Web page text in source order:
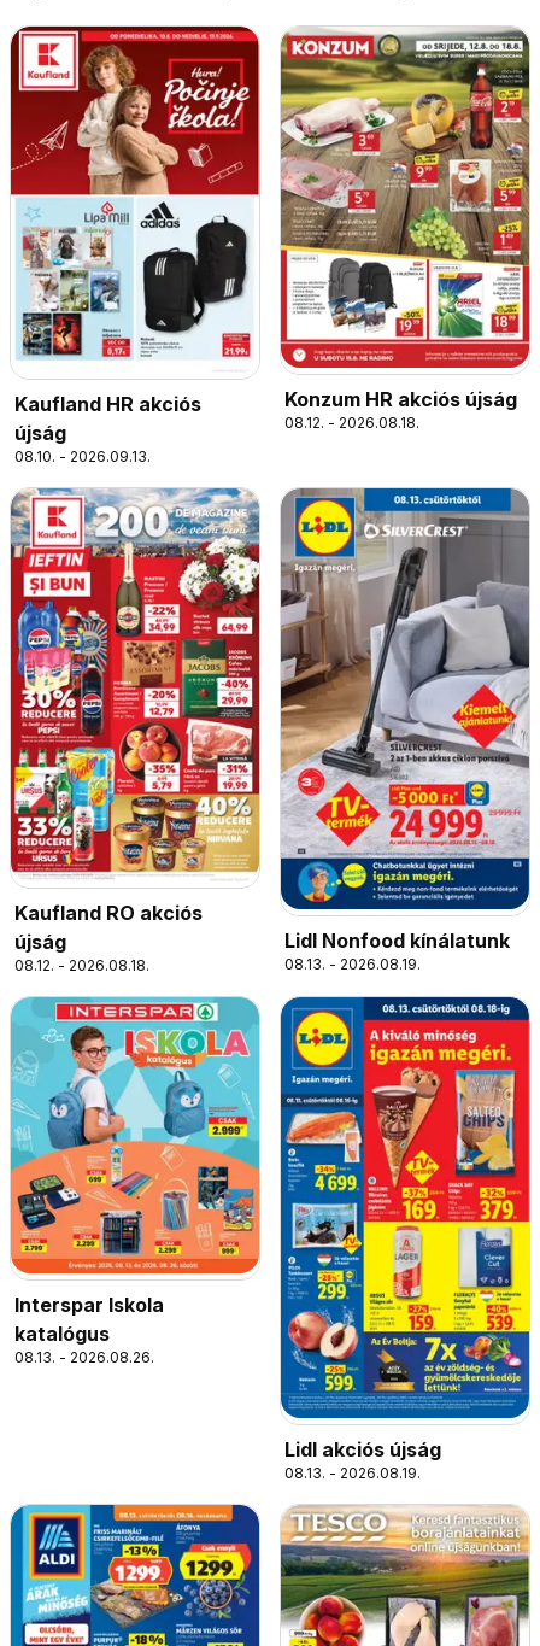
Kaufland HR akciós
újság
08.10. - 2026.09.13.
Konzum HR akciós újság
08.12. - 2026.08.18.
Kaufland RO akciós
újság
08.12. - 2026.08.18.
Lidl Nonfood kínálatunk
08.13. - 2026.08.19.
Interspar Iskola
katalógus
08.13. - 2026.08.26.
Lidl akciós újság
08.13. - 2026.08.19.